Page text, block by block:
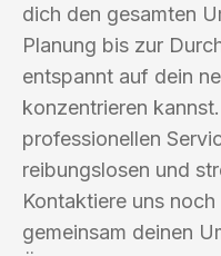
dich den gesamten
Planung bis zur
entspannt auf dein
konzentrieren
professionellen
reibungslosen und
Kontaktiere uns
gemeinsam deinen